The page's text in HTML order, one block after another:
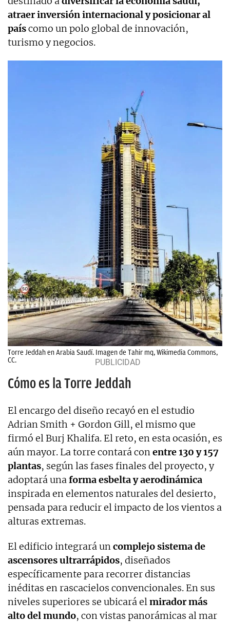
atraer inversión internacional y posicionar al
paíscomo un polo global de innovación,
turismo y negocios.
Torre Jeddah en Arabia Saudí. Imagen de Tahir mq, Wikimedia Commons,
CC.
Cómo es la Torre Jeddah
El encargo del diseño recayó en el estudio
Adrian Smith + Gordon Gill, el mismo que
firmó el Burj Khalifa. El reto, en esta ocasión, es
aún mayor. La torre contará conentre 130 y 157
plantas, según las fases finales del proyecto, y
adoptará unaforma esbelta y aerodinámica
inspirada en elementos naturales del desierto,
pensada para reducir el impacto de los vientos a
alturas extremas.
El edificio integrará uncomplejo sistema de
ascensores ultrarrápidos, diseñados
específicamente para recorrer distancias
inéditas en rascacielos convencionales. En sus
niveles superiores se ubicará elmirador más
alto del mundo, con vistas panorámicas al mar